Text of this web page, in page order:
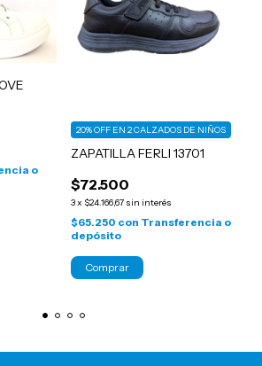
o
ZAPATILLA FERLI 13701
$72.500
3x $24.166,67 sin interés
20% OFF EN 2 CALZADOS DE NIÑOS
$65.250 con Transferencia o
depósito
Comprar